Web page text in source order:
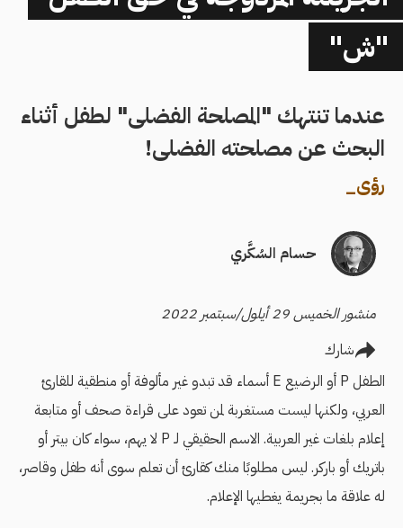
"ش"
عندما تنتهك "المصلحة الفضلى" لطفل أثناء
البحث عن مصلحته الفضلى!
رؤى_
حسام السُكَّري
منشور الخميس 29 أيلول/سبتمبر 2022
شارك
الطفل P أو الرضيع E أسماء قد تبدو غير مألوفة أو منطقية للقارئ
العربي، ولكنها ليست مستغربة لمن تعود على قراءة صحف أو متابعة
إعلام بلغات غير العربية. الاسم الحقيقي لـ P لا يهم، سواء كان بيتر أو
باتريك أو باركر. ليس مطلوبًا منك كقارئ أن تعلم سوى أنه طفل وقاصر،
له علاقة ما بجريمة يغطيها الإعلام.